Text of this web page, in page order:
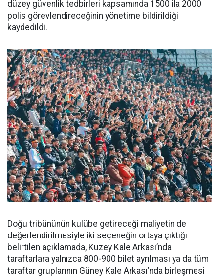
düzey güvenlik tedbirleri kapsamında 1500 ila 2000
polis görevlendireceğinin yönetime bildirildiği
kaydedildi.
Doğu tribününün kulübe getireceği maliyetin de
değerlendirilmesiyle iki seçeneğin ortaya çıktığı
belirtilen açıklamada, Kuzey Kale Arkası’nda
taraftarlara yalnızca 800-900 bilet ayrılması ya da tüm
taraftar gruplarının Güney Kale Arkası’nda birleşmesi